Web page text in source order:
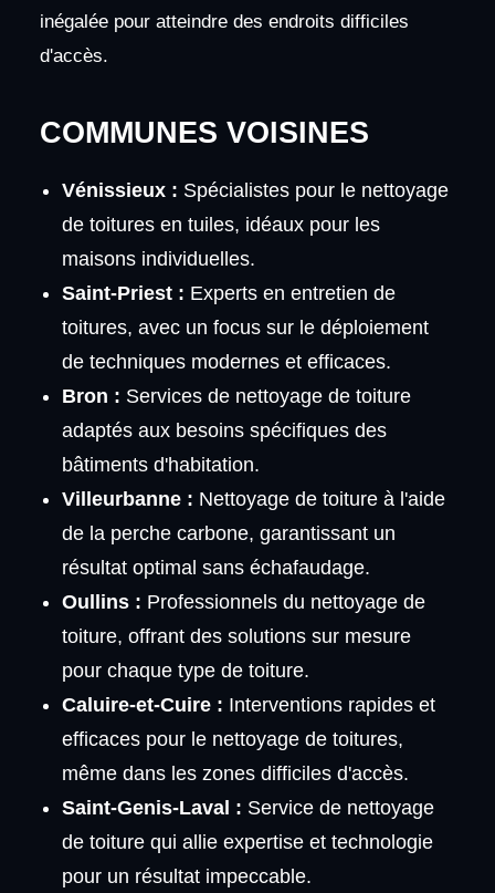
inégalée pour atteindre des endroits difficiles
d'accès.
COMMUNES VOISINES
Vénissieux : Spécialistes pour le nettoyage
de toitures en tuiles, idéaux pour les
maisons individuelles.
Saint-Priest : Experts en entretien de
toitures, avec un focus sur le déploiement
de techniques modernes et efficaces.
Bron : Services de nettoyage de toiture
adaptés aux besoins spécifiques des
bâtiments d'habitation.
Villeurbanne : Nettoyage de toiture à l'aide
de la perche carbone, garantissant un
résultat optimal sans échafaudage.
Oullins : Professionnels du nettoyage de
toiture, offrant des solutions sur mesure
pour chaque type de toiture.
Caluire-et-Cuire : Interventions rapides et
efficaces pour le nettoyage de toitures,
même dans les zones difficiles d'accès.
Saint-Genis-Laval : Service de nettoyage
de toiture qui allie expertise et technologie
pour un résultat impeccable.